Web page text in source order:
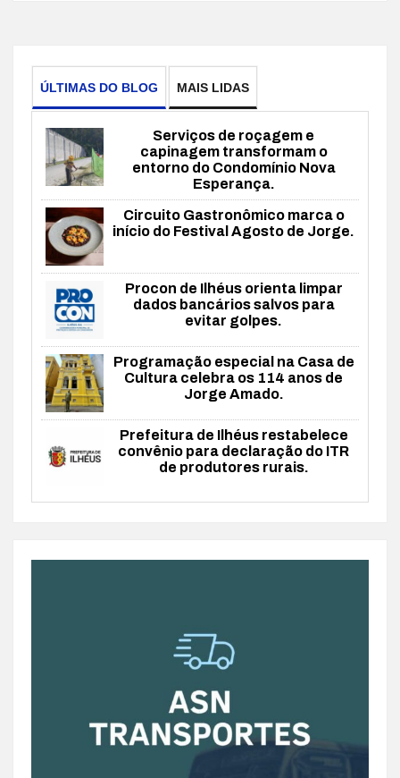
ÚLTIMAS DO BLOG MAIS LIDAS
Serviços de roçagem e
capinagem transformam o
entorno do Condomínio Nova
Esperança.
Circuito Gastronômico marca o
início do Festival Agosto de Jorge.
Procon de Ilhéus orienta limpar
dados bancários salvos para
evitar golpes.
Programação especial na Casa de
Cultura celebra os 114 anos de
Jorge Amado.
Prefeitura de Ilhéus restabelece
convênio para declaração do ITR
de produtores rurais.